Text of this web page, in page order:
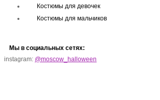
Костюмы для девочек
Костюмы для мальчиков
Мы в социальных сетях:
instagram: @moscow_halloween